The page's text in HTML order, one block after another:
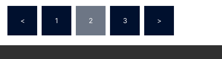
pagination
< 1 2 3 >